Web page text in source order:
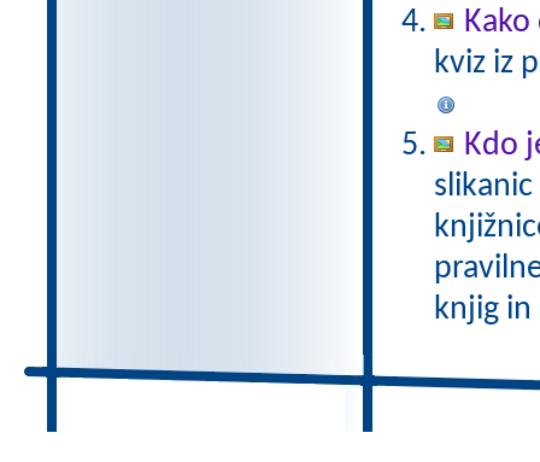
kviz iz
Kdo
knjig in